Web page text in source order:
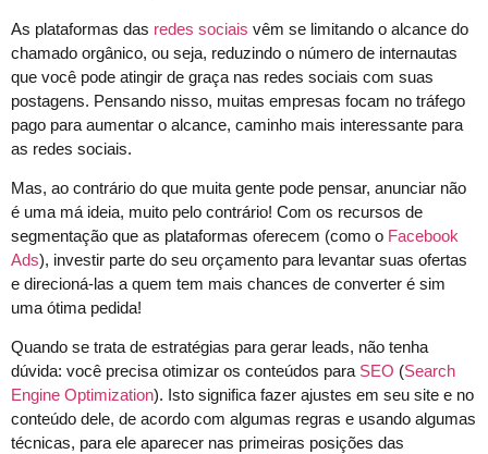
As plataformas das redes sociais vêm se limitando o alcance do
chamado orgânico, ou seja, reduzindo o número de internautas
que você pode atingir de graça nas redes sociais com suas
postagens. Pensando nisso, muitas empresas focam no tráfego
pago para aumentar o alcance, caminho mais interessante para
as redes sociais.
Mas, ao contrário do que muita gente pode pensar, anunciar não
é uma má ideia, muito pelo contrário! Com os recursos de
segmentação que as plataformas oferecem (como o Facebook
Ads), investir parte do seu orçamento para levantar suas ofertas
e direcioná-las a quem tem mais chances de converter é sim
uma ótima pedida!
Quando se trata de estratégias para gerar leads, não tenha
dúvida: você precisa otimizar os conteúdos para SEO (Search
Engine Optimization). Isto significa fazer ajustes em seu site e no
conteúdo dele, de acordo com algumas regras e usando algumas
técnicas, para ele aparecer nas primeiras posições das